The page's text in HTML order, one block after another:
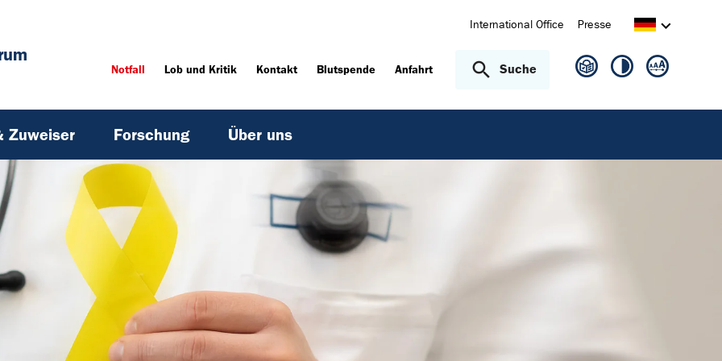
International Office Presse
Notfall Lob und Kritik Kontakt Blutspende Anfahrt Suche
Zuweiser Forschung Über uns